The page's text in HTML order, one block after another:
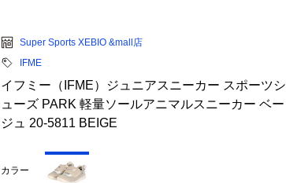
Super Sports XEBIO &mall店
IFME
イフミー（IFME）ジュニアスニーカー スポーツシ
ューズ PARK 軽量ソールアニマルスニーカー ベー
ジュ 20-5811 BEIGE
カラー